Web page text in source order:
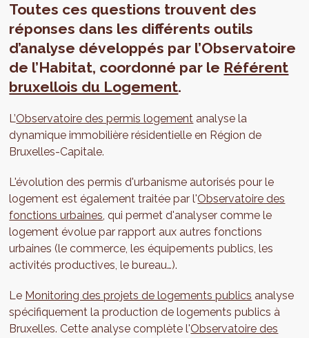
Toutes ces questions trouvent des
réponses dans les différents outils
d’analyse développés par l’Observatoire
de l’Habitat, coordonné par le Référent
bruxellois du Logement.
L’Observatoire des permis logement analyse la
dynamique immobilière résidentielle en Région de
Bruxelles-Capitale.
L'évolution des permis d'urbanisme autorisés pour le
logement est également traitée par l'Observatoire des
fonctions urbaines, qui permet d'analyser comme le
logement évolue par rapport aux autres fonctions
urbaines (le commerce, les équipements publics, les
activités productives, le bureau…).
Le Monitoring des projets de logements publics analyse
spécifiquement la production de logements publics à
Bruxelles. Cette analyse complète l'Observatoire des